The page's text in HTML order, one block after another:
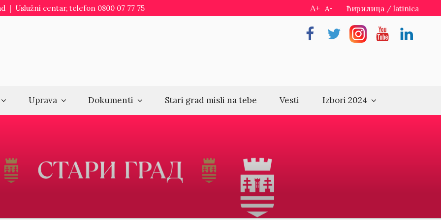
| Uslužni centar, telefon 0800 07 77 75 A+ A- ћирилица / latinica
FacebookTwitterInstragramYoutubeLinkedin
Uprava Dokumenti Stari grad misli na tebe Vesti Izbori 2024